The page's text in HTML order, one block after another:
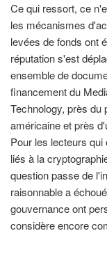
Ce qui ressort, ce
les mécanismes
levées de fonds ont
réputation s'est
ensemble de
financement du
Technology, près du
américaine et près
Pour les lecteurs
liés à la
question passe de
raisonnable a
gouvernance ont
considère encore